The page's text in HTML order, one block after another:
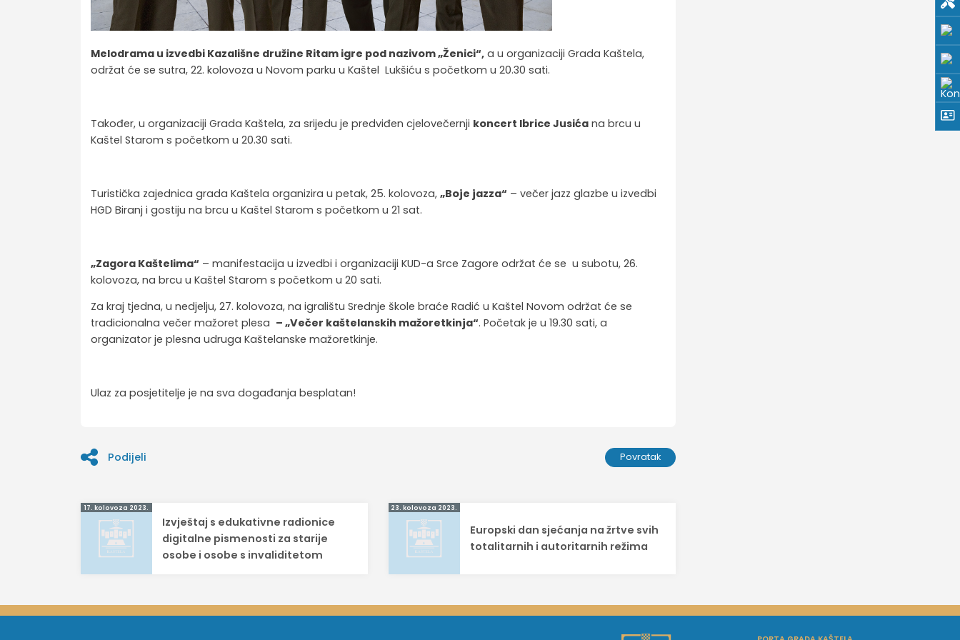
Melodrama u izvedbi Kazališne družine Ritam igre pod nazivom „Ženici“, a u organizaciji Grada Kaštela,
održat će se sutra, 22. kolovoza u Novom parku u Kaštel Lukšiću s početkom u 20.30 sati.
Također, u organizaciji Grada Kaštela, za srijedu je predviđen cjelovečernji koncert Ibrice Jusića na brcu u
Kaštel Starom s početkom u 20.30 sati.
Turistička zajednica grada Kaštela organizira u petak, 25. kolovoza,„Boje jazza“ – večer jazz glazbe u izvedbi
HGD Biranj i gostiju na brcu u Kaštel Starom s početkom u 21 sat.
„Zagora Kaštelima“ – manifestacija u izvedbi i organizaciji KUD-a Srce Zagore održat će se u subotu, 26.
kolovoza, na brcu u Kaštel Starom s početkom u 20 sati.
Za kraj tjedna, u nedjelju, 27. kolovoza, na igralištu Srednje škole braće Radić u Kaštel Novom održat će se
tradicionalna večer mažoret plesa – „Večer kaštelanskih mažoretkinja“. Početak je u 19.30 sati, a
organizator je plesna udruga Kaštelanske mažoretkinje.
Ulaz za posjetitelje je na sva događanja besplatan!
Podijeli Povratak
Navigacija
objava
17. kolovoza 2023.
Izvještaj s edukativne radionice
digitalne pismenosti za starije
osobe i osobe s invaliditetom
23. kolovoza 2023.
Europski dan sjećanja na žrtve svih
totalitarnih i autoritarnih režima